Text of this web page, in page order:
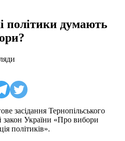
політики думають
засідання Тернопільського
України «Про вибори
політиків».